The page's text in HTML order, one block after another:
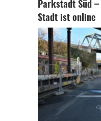
Parkstadt Süd
Stadt ist online